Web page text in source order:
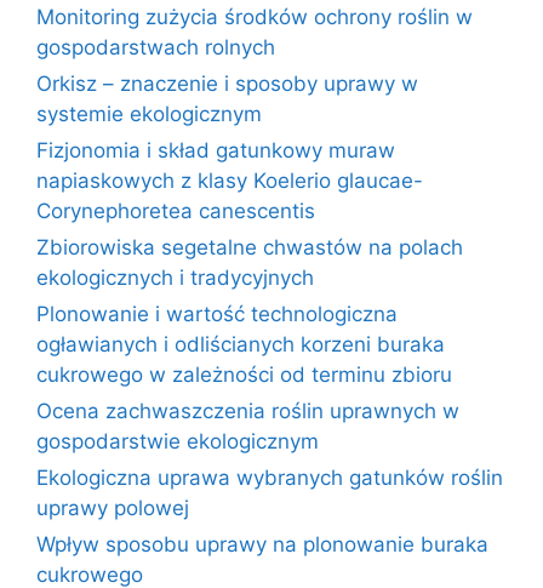
Monitoring zużycia środków ochrony roślin w
gospodarstwach rolnych
Orkisz – znaczenie i sposoby uprawy w
systemie ekologicznym
Fizjonomia i skład gatunkowy muraw
napiaskowych z klasy Koelerio glaucae-
Corynephoretea canescentis
Zbiorowiska segetalne chwastów na polach
ekologicznych i tradycyjnych
Plonowanie i wartość technologiczna
ogławianych i odliścianych korzeni buraka
cukrowego w zależności od terminu zbioru
Ocena zachwaszczenia roślin uprawnych w
gospodarstwie ekologicznym
Ekologiczna uprawa wybranych gatunków roślin
uprawy polowej
Wpływ sposobu uprawy na plonowanie buraka
cukrowego